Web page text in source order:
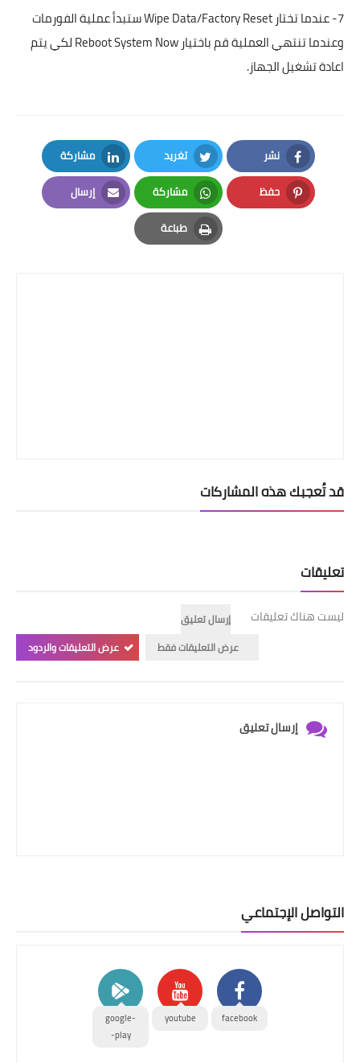
7- عندما تختار Wipe Data/Factory Reset ستبدأ عملية الفورمات
وعندما تنتهي العملية قم باختيار Reboot System Now لكي يتم
اعادة تشغيل الجهاز.
نشر
Facebook
تغريد
Twitter
مشاركة
LinkedIn
حفظ
Pinterest
مشاركة
Whatsapp
إرسال
Email
طباعة
Print
قد تُعجبك هذه المشاركات
تعليقات
ليست هناك تعليقات
إرسال تعليق
عرض التعليقات فقط
عرض التعليقات والردود
إرسال تعليق
التواصل الإجتماعي
facebook
youtube
google-
play-